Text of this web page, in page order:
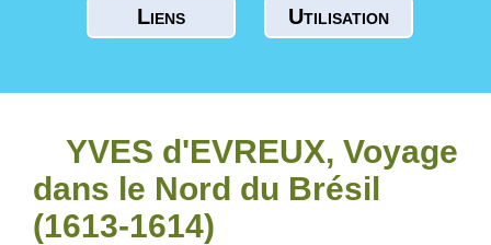
Liens Utilisation
YVES d'EVREUX, Voyage
dans le Nord du Brésil
(1613-1614)